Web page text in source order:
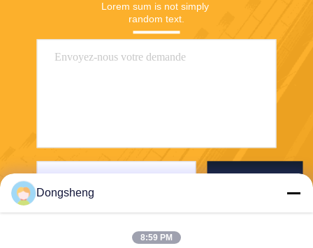
Lorem sum is not simply
random text.
Dongsheng
8:59 PM